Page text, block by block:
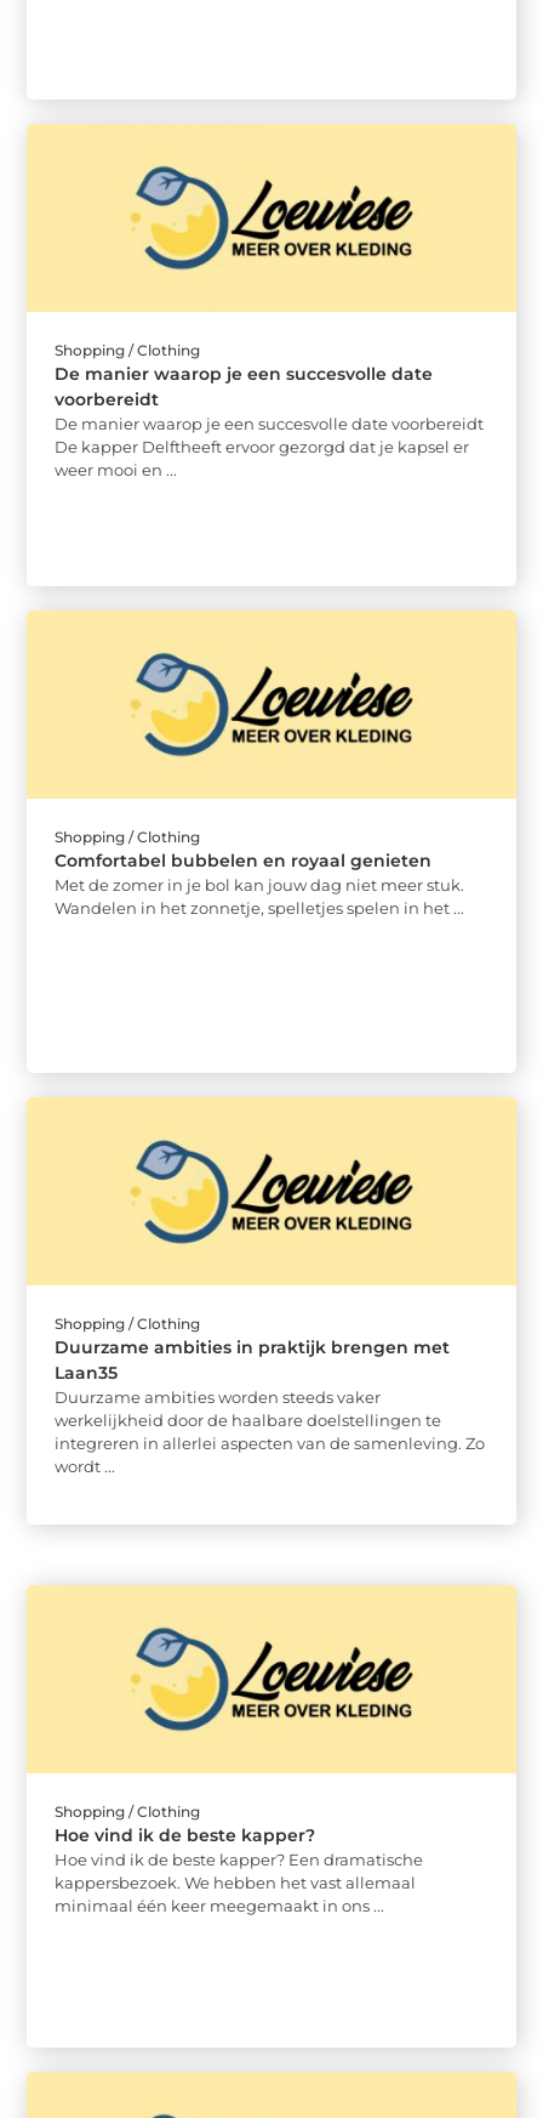
Shopping / Clothing
De manier waarop je een succesvolle date
voorbereidt
De manier waarop je een succesvolle date voorbereidt
De kapper Delftheeft ervoor gezorgd dat je kapsel er
weer mooi en ...
Shopping / Clothing
Comfortabel bubbelen en royaal genieten
Met de zomer in je bol kan jouw dag niet meer stuk.
Wandelen in het zonnetje, spelletjes spelen in het ...
Shopping / Clothing
Duurzame ambities in praktijk brengen met
Laan35
Duurzame ambities worden steeds vaker
werkelijkheid door de haalbare doelstellingen te
integreren in allerlei aspecten van de samenleving. Zo
wordt ...
Shopping / Clothing
Hoe vind ik de beste kapper?
Hoe vind ik de beste kapper? Een dramatische
kappersbezoek. We hebben het vast allemaal
minimaal één keer meegemaakt in ons ...